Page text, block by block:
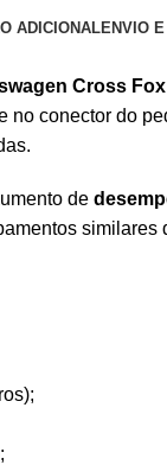
ADICIONALENVIO
Cross Fox
conector do
de